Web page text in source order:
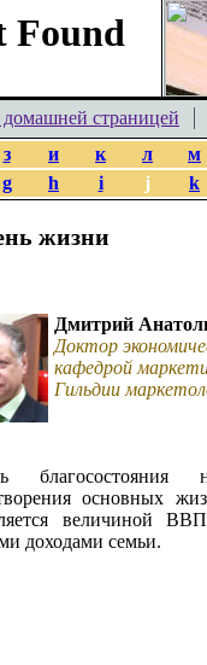
домашней страницей
з и к л
м
g h i j k
жизни
Дмитрий
Доктор
кафедрой
Гильдии
благосостояния
основных
величиной
доходами семьи.